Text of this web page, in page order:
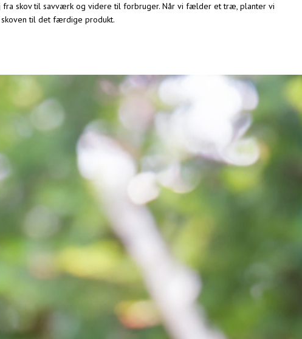
fra skov til savværk og videre til forbruger. Når vi fælder et træ, planter vi
til det færdige produkt.